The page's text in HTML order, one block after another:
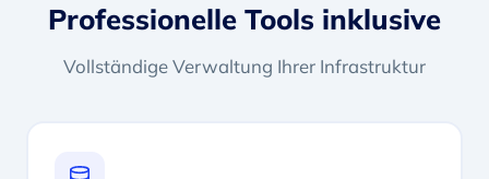
Professionelle Tools inklusive
Vollständige Verwaltung Ihrer Infrastruktur